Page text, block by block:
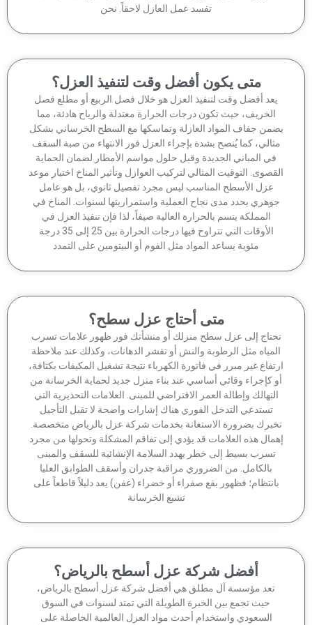
تفسد عمل العازل لاحقاً. نحن
متى يكون أفضل وقت لتنفيذ العزل؟
أفضل وقت لتنفيذ العزل هو خلال فصل الربيع أو مطلع فصل
الخريف، حيث تكون درجات الحرارة معتدلة والرياح هادئة، مما
جفاف المواد العازلة وتماسكها مع السطح الخرساني بشكل
كما يُنصح بشدة بإجراء العزل فور الانتهاء من صبة السقف
في المباني الجديدة وقبل حلول مواسم الأمطار لضمان الحماية
التوقيت المثالي لتركيب العوازل وتأثير المناخ اختيار موعد
عزل الأسطح المناسب ليس مجرد تفصيل ثانوي، بل هو عامل
يحدد مدى نجاح العملية واستمراريتها لسنوات. المناخ في
المملكة يتسم بالحرارة العالية صيفاً، لذا فإن تنفيذ العزل في
الأوقات التي تتراوح فيها درجات الحرارة بين 25 إلى 35 درجة
مئوية يساعد المواد مثل الفوم أو البيتومين على التمدد
متى أحتاج عزل سطح؟
إلى عزل سطح منزلك أو منشأتك فور ظهور علامات تسرب
مثل الرطوبة والنش أو تقشر الدهانات، وكذلك عند ملاحظة
غير مبرر في فاتورة الكهرباء نتيجة تشغيل المكيفات بكثافة،
كإجراء وقائي أساسي عند بناء منزل جديد لحماية الخرسانة من
وإطالة العمر الافتراضي للمبنى. العلامات التحذيرية التي
تستدعي التدخل الفوري هناك إشارات واضحة لا تقبل التأجيل
بضرورة الاستعانة بخدمات شركة عزل بالرياض متخصصة.
هذه العلامات قد يؤدي إلى تفاقم المشكلة وتحولها من مجرد
تسرب بسيط إلى خطر يهدد السلامة الإنشائية للسقف والمبنى
بالكامل. من الضروري مراقبة جدران وأسقف الطوابق العليا
فظهور بقع صفراء أو خضراء (عفن) يعد دليلاً قاطعاً على
تشبع الخرسانة
أفضل شركة عزل أسطح بالرياض؟
تعد مؤسسة آل مطلق هي أفضل شركة عزل أسطح بالرياض،
حيث تجمع بين الخبرة الطويلة التي تمتد لسنوات في السوق
السعودي واستخدام أحدث مواد العزل العالمية الحاصلة على